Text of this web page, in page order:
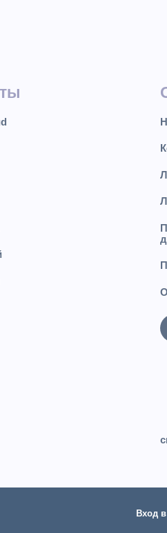
Вход